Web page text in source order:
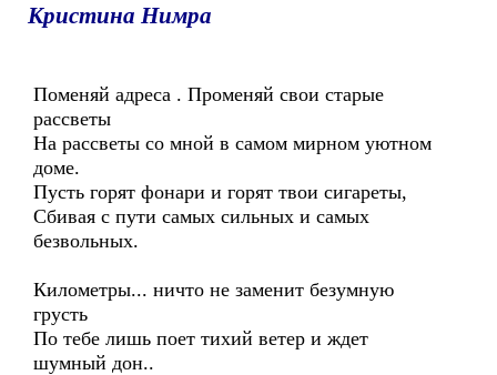
Кристина Нимра
Поменяй адреса . Променяй свои старые
рассветы
На рассветы со мной в самом мирном уютном
доме.
Пусть горят фонари и горят твои сигареты,
Сбивая с пути самых сильных и самых
безвольных.
Километры... ничто не заменит безумную
грусть
По тебе лишь поет тихий ветер и ждет
шумный дон..